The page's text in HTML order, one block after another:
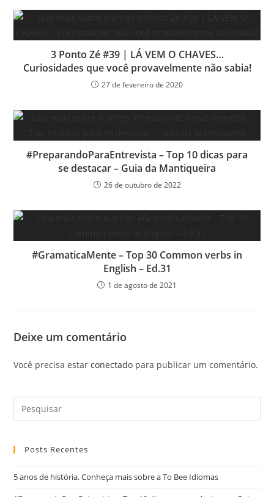
3 Ponto Zé #39 | LÁ VEM O CHAVES…
Curiosidades que você provavelmente não sabia!
27 de fevereiro de 2020
#PreparandoParaEntrevista – Top 10 dicas para
se destacar – Guia da Mantiqueira
26 de outubro de 2022
#GramaticaMente – Top 30 Common verbs in
English – Ed.31
1 de agosto de 2021
Deixe um comentário
Você precisa estarconectado para publicar um comentário.
Posts Recentes
5 anos de história. Conheça mais sobre a To Bee Idiomas